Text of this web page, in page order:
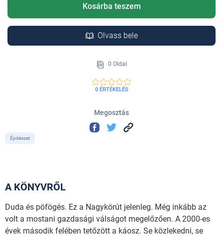
Kosárba teszem
Olvass bele
0 Oldal
0 ÉRTÉKELÉS
Megosztás
Épitészet
A KÖNYVRŐL
Duda és pöfögés. Ez a Nagykörút jelenleg. Még inkább az
volt a mostani gazdasági válságot megelőzően. A 2000-es
évek második felében tetőzött a káosz. Se közlekedni, se